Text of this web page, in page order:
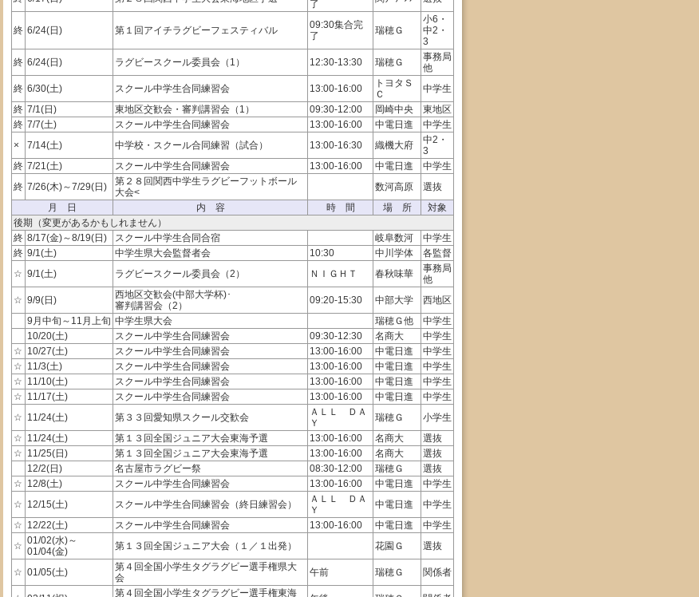
了
終 6/24(日) 第１回アイチラグビーフェスティバル
09:30集合完
了
瑞穂Ｇ
小6・
中2・
3
終 6/24(日) ラグビースクール委員会（1） 12:30-13:30 瑞穂Ｇ
事務局
他
終 6/30(土) スクール中学生合同練習会 13:00-16:00
トヨタＳ
Ｃ
中学生
終 7/1(日) 東地区交歓会・審判講習会（1） 09:30-12:00 岡崎中央
東地区
終 7/7(土) スクール中学生合同練習会 13:00-16:00 中電日進
中学生
×
7/14(土) 中学校・スクール合同練習（試合） 13:00-16:30 織機大府
中2・
3
終 7/21(土) スクール中学生合同練習会 13:00-16:00 中電日進
中学生
終 7/26(木)～7/29(日)
第２８回関西中学生ラグビーフットボール
大会<
数河高原
選抜
月 日
内 容 時 間 場 所
対象
後期（変更があるかもしれません）
終 8/17(金)～8/19(日) スクール中学生合同合宿 岐阜数河
中学生
終 9/1(土) 中学生県大会監督者会 10:30 中川学体
各監督
☆ 9/1(土) ラグビースクール委員会（2） ＮＩＧＨＴ 春秋味華
事務局
他
☆ 9/9(日)
西地区交歓会(中部大学杯)･
審判講習会（2）
09:20-15:30 中部大学
西地区
9月中旬～11月上旬 中学生県大会 瑞穂Ｇ他
中学生
10/20(土)
スクール中学生合同練習会 09:30-12:30 名商大
中学生
☆ 10/27(土) スクール中学生合同練習会 13:00-16:00 中電日進
中学生
☆ 11/3(土) スクール中学生合同練習会 13:00-16:00 中電日進
中学生
☆ 11/10(土) スクール中学生合同練習会 13:00-16:00 中電日進
中学生
☆ 11/17(土) スクール中学生合同練習会 13:00-16:00 中電日進
中学生
☆ 11/24(土) 第３３回愛知県スクール交歓会
ＡＬＬ ＤＡ
Ｙ
瑞穂Ｇ
小学生
☆ 11/24(土) 第１３回全国ジュニア大会東海予選 13:00-16:00 名商大
選抜
☆ 11/25(日) 第１３回全国ジュニア大会東海予選 13:00-16:00 名商大
選抜
12/2(日)
名古屋市ラグビー祭 08:30-12:00 瑞穂Ｇ
選抜
☆ 12/8(土) スクール中学生合同練習会 13:00-16:00 中電日進
中学生
☆ 12/15(土) スクール中学生合同練習会（終日練習会）
ＡＬＬ ＤＡ
Ｙ
中電日進
中学生
☆ 12/22(土) スクール中学生合同練習会 13:00-16:00 中電日進
中学生
☆ 01/02(水)～
01/04(金)
第１３回全国ジュニア大会（１／１出発） 花園Ｇ 選抜
☆ 01/05(土)
第４回全国小学生タグラグビー選手権県大
会
午前 瑞穂Ｇ 関係者
第４回全国小学生タグラグビー選手権東海